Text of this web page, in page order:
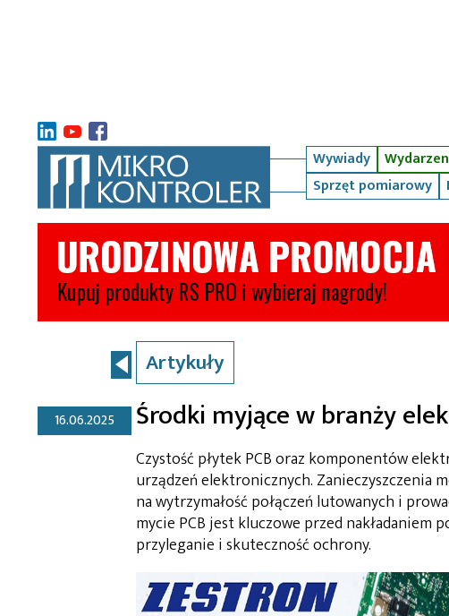
Wywiady
Sprzęt pomiarowy
Artykuły
16.06.2025 Środki myjące w branży
Czystość płytek PCB oraz komponentów
urządzeń elektronicznych. Zanieczyszczenia
na wytrzymałość połączeń lutowanych i
mycie PCB jest kluczowe przed
przyleganie i skuteczność ochrony.